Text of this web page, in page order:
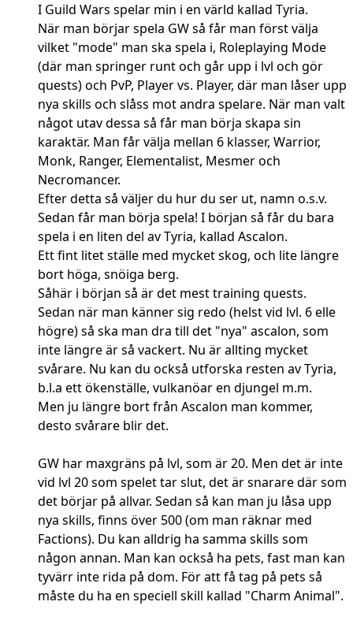
I Guild Wars spelar min i en värld kallad Tyria.
När man börjar spela GW så får man först välja
vilket "mode" man ska spela i, Roleplaying Mode
(där man springer runt och går upp i lvl och gör
quests) och PvP, Player vs. Player, där man låser upp
nya skills och slåss mot andra spelare. När man valt
något utav dessa så får man börja skapa sin
karaktär. Man får välja mellan 6 klasser, Warrior,
Monk, Ranger, Elementalist, Mesmer och
Necromancer.
Efter detta så väljer du hur du ser ut, namn o.s.v.
Sedan får man börja spela! I början så får du bara
spela i en liten del av Tyria, kallad Ascalon.
Ett fint litet ställe med mycket skog, och lite längre
bort höga, snöiga berg.
Såhär i början så är det mest training quests.
Sedan när man känner sig redo (helst vid lvl. 6 elle
högre) så ska man dra till det "nya" ascalon, som
inte längre är så vackert. Nu är allting mycket
svårare. Nu kan du också utforska resten av Tyria,
b.l.a ett ökenställe, vulkanöar en djungel m.m.
Men ju längre bort från Ascalon man kommer,
desto svårare blir det.
GW har maxgräns på lvl, som är 20. Men det är inte
vid lvl 20 som spelet tar slut, det är snarare där som
det börjar på allvar. Sedan så kan man ju låsa upp
nya skills, finns över 500 (om man räknar med
Factions). Du kan alldrig ha samma skills som
någon annan. Man kan också ha pets, fast man kan
tyvärr inte rida på dom. För att få tag på pets så
måste du ha en speciell skill kallad "Charm Animal".